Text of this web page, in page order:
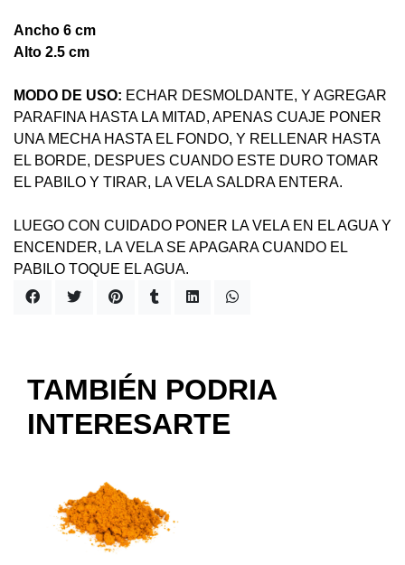
Ancho 6 cm
Alto 2.5 cm
MODO DE USO: ECHAR DESMOLDANTE, Y AGREGAR
PARAFINA HASTA LA MITAD, APENAS CUAJE PONER
UNA MECHA HASTA EL FONDO, Y RELLENAR HASTA
EL BORDE, DESPUES CUANDO ESTE DURO TOMAR
EL PABILO Y TIRAR, LA VELA SALDRA ENTERA.
LUEGO CON CUIDADO PONER LA VELA EN EL AGUA Y
ENCENDER, LA VELA SE APAGARA CUANDO EL
PABILO TOQUE EL AGUA.
TAMBIÉN PODRIA
INTERESARTE